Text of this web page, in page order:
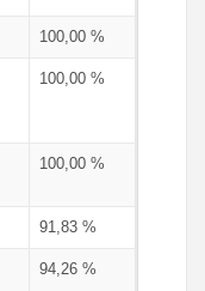
100,00 %
100,00 %
100,00 %
91,83 %
94,26 %